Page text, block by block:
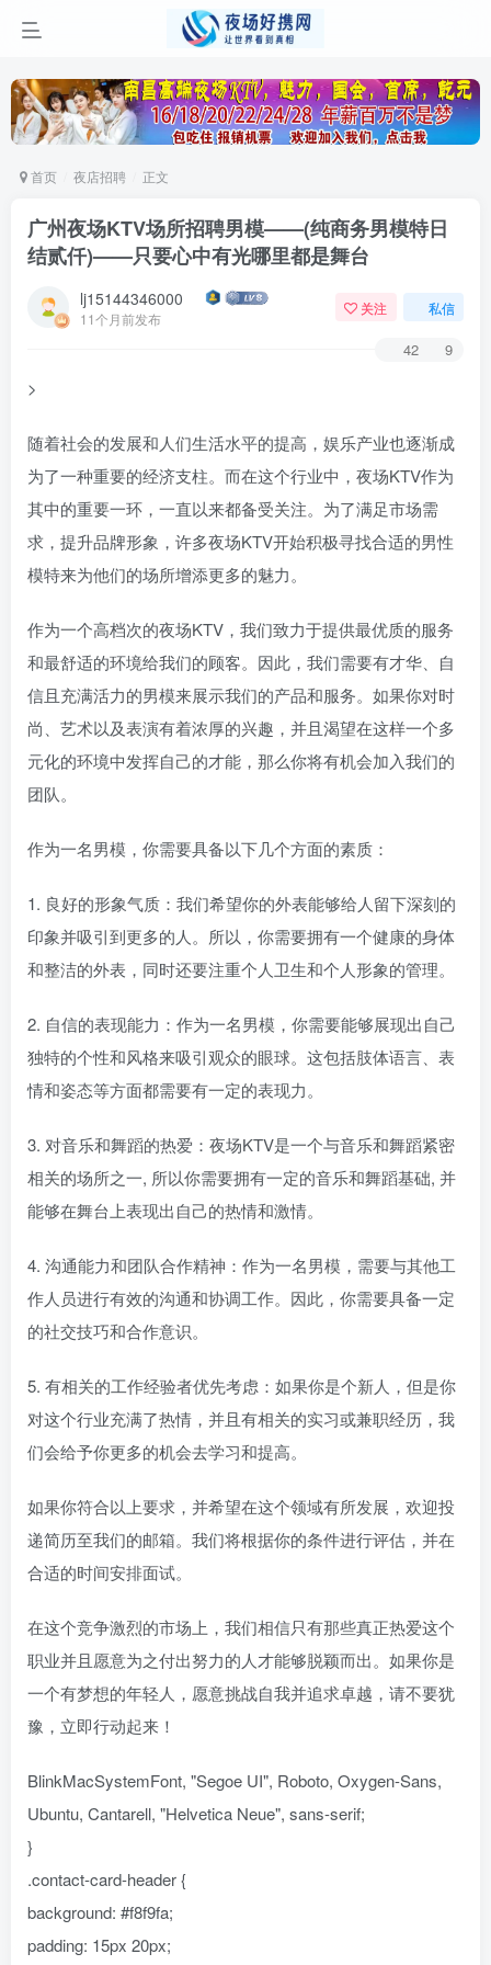
首页 夜店招聘 正文
广州夜场KTV场所招聘男模——(纯商务男模特日
结贰仟)——只要心中有光哪里都是舞台
lj15144346000
11个月前发布
关注 私信
42 9
>
随着社会的发展和人们生活水平的提高，娱乐产业也逐渐成
为了一种重要的经济支柱。而在这个行业中，夜场KTV作为
其中的重要一环，一直以来都备受关注。为了满足市场需
求，提升品牌形象，许多夜场KTV开始积极寻找合适的男性
模特来为他们的场所增添更多的魅力。
作为一个高档次的夜场KTV，我们致力于提供最优质的服务
和最舒适的环境给我们的顾客。因此，我们需要有才华、自
信且充满活力的男模来展示我们的产品和服务。如果你对时
尚、艺术以及表演有着浓厚的兴趣，并且渴望在这样一个多
元化的环境中发挥自己的才能，那么你将有机会加入我们的
团队。
作为一名男模，你需要具备以下几个方面的素质：
1. 良好的形象气质：我们希望你的外表能够给人留下深刻的
印象并吸引到更多的人。所以，你需要拥有一个健康的身体
和整洁的外表，同时还要注重个人卫生和个人形象的管理。
2. 自信的表现能力：作为一名男模，你需要能够展现出自己
独特的个性和风格来吸引观众的眼球。这包括肢体语言、表
情和姿态等方面都需要有一定的表现力。
3. 对音乐和舞蹈的热爱：夜场KTV是一个与音乐和舞蹈紧密
相关的场所之一, 所以你需要拥有一定的音乐和舞蹈基础, 并
能够在舞台上表现出自己的热情和激情。
4. 沟通能力和团队合作精神：作为一名男模，需要与其他工
作人员进行有效的沟通和协调工作。因此，你需要具备一定
的社交技巧和合作意识。
5. 有相关的工作经验者优先考虑：如果你是个新人，但是你
对这个行业充满了热情，并且有相关的实习或兼职经历，我
们会给予你更多的机会去学习和提高。
如果你符合以上要求，并希望在这个领域有所发展，欢迎投
递简历至我们的邮箱。我们将根据你的条件进行评估，并在
合适的时间安排面试。
在这个竞争激烈的市场上，我们相信只有那些真正热爱这个
职业并且愿意为之付出努力的人才能够脱颖而出。如果你是
一个有梦想的年轻人，愿意挑战自我并追求卓越，请不要犹
豫，立即行动起来！
BlinkMacSystemFont, "Segoe UI", Roboto, Oxygen-Sans,
Ubuntu, Cantarell, "Helvetica Neue", sans-serif;
}
.contact-card-header {
background: #f8f9fa;
padding: 15px 20px;